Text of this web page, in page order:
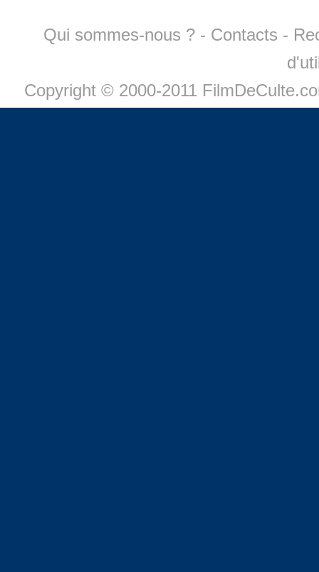
Qui sommes-nous ? - Contacts -
Copyright © 2000-2011